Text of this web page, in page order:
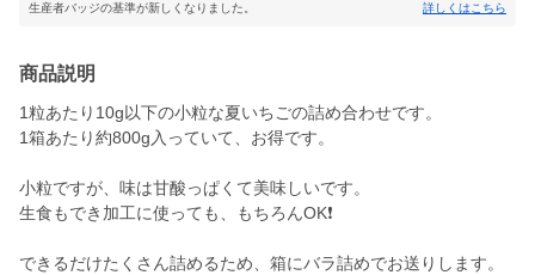
生産者バッジの基準が新しくなりました。 詳しくはこちら
商品説明
1粒あたり10g以下の小粒な夏いちごの詰め合わせです。
1箱あたり約800g入っていて、お得です。
小粒ですが、味は甘酸っぱくて美味しいです。
生食もでき加工に使っても、もちろんOK❗️
できるだけたくさん詰めるため、箱にバラ詰めでお送りします。